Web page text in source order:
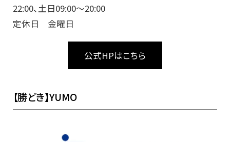
22:00、土日09:00～20:00
定休日 金曜日
公式HPはこちら
【勝どき】YUMO